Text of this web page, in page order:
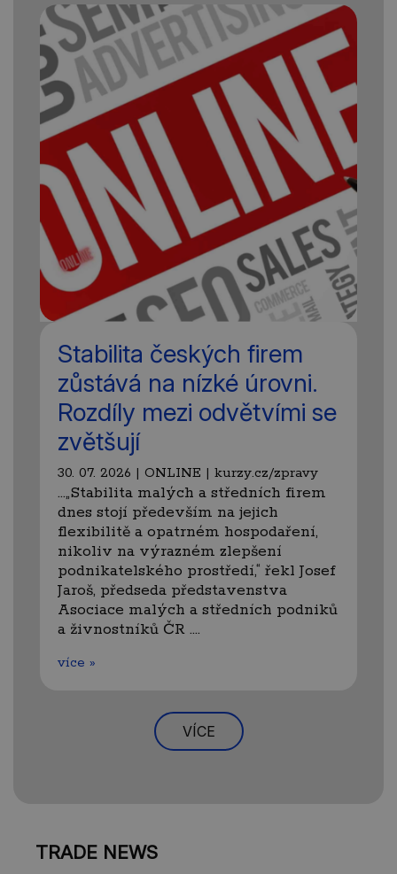
Stabilita českých firem
zůstává na nízké úrovni.
Rozdíly mezi odvětvími se
zvětšují
30. 07. 2026 | ONLINE | kurzy.cz/zpravy
…„Stabilita malých a středních firem
dnes stojí především na jejich
flexibilitě a opatrném hospodaření,
nikoliv na výrazném zlepšení
podnikatelského prostředí,“ řekl Josef
Jaroš, předseda představenstva
Asociace malých a středních podniků
a živnostníků ČR .…
více »
VÍCE
TRADE NEWS